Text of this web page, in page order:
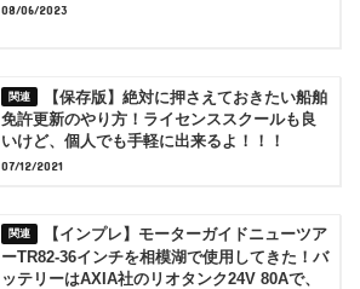
08/06/2023
【保存版】絶対に押さえておきたい船舶
免許更新のやり方！ライセンススクールも良
いけど、個人でも手軽に出来るよ！！！
07/12/2021
【インプレ】モーターガイドニューツア
ーTR82-36インチを相模湖で使用してきた！バ
ッテリーはAXIA社のリオタンク24V 80Aで、